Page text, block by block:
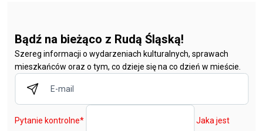
Bądź na bieżąco z Rudą Śląską!
Szereg informacji o wydarzeniach kulturalnych, sprawach
mieszkańców oraz o tym, co dzieje się na co dzień w mieście.
Pytanie kontrolne* Jaka jest